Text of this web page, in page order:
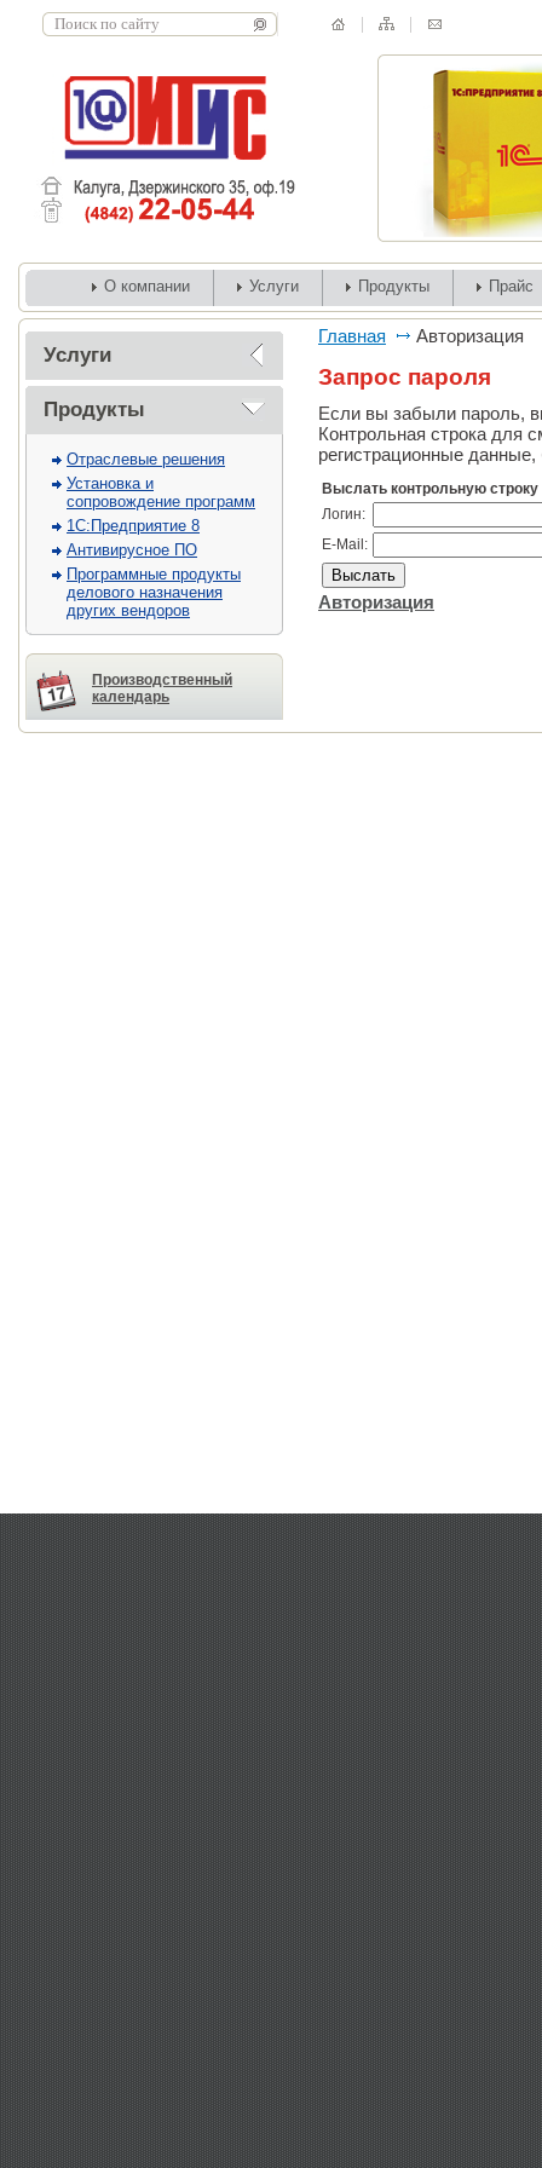
О компании Услуги Продукты Прайс
Услуги
Продукты
Отраслевые решения
Установка и
сопровождение программ
1С:Предприятие 8
Антивирусное ПО
Программные продукты
делового назначения
других вендоров
Производственный
календарь
Главная Авторизация
Запрос пароля
Если вы забыли пароль,
Контрольная строка для
регистрационные
Выслать контрольную строку
Логин:
E-Mail:
Авторизация